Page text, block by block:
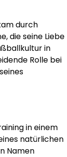
durch
die seine Liebe
in
Rolle bei
in einem
natürlichen
Namen